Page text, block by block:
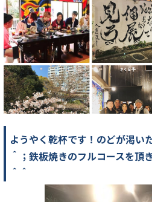
ようやく乾杯です！のどが渇い
＾；鉄板焼きのフルコースを頂
＾＾